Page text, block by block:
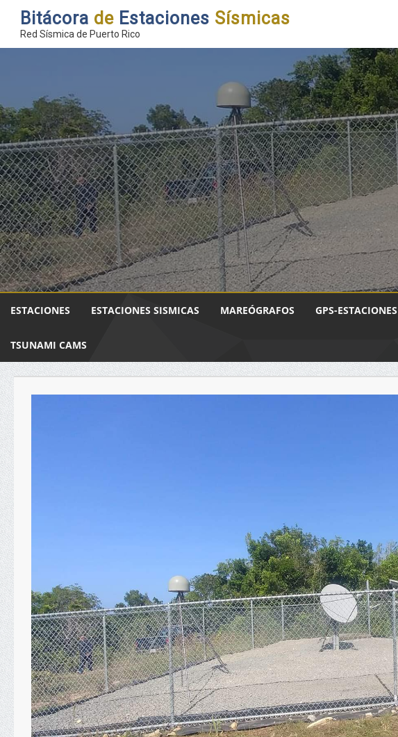
Bitácora de Estaciones Sísmicas
Red Sísmica de Puerto Rico
ESTACIONES ESTACIONES SISMICAS MAREÓGRAFOS GPS-ESTACIONES
TSUNAMI CAMS